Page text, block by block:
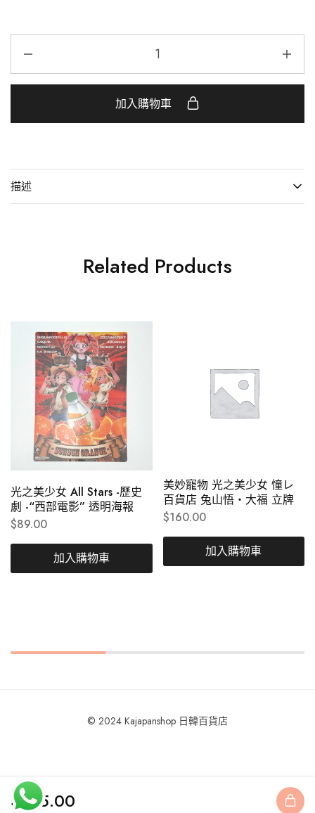
加入購物車
描述
Related Products
光之美少女 All Stars -歷史
劇 -“西部電影” 透明海報
$89.00
加入購物車
美妙寵物 光之美少女 憧レ
百貨店 兔山悟・大福 立牌
$160.00
加入購物車
© 2024 Kajapanshop 日韓百貨店
$145.00